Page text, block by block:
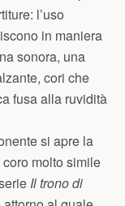
l’uso
in maniera
sonora, una
cori che
fusa alla ruvidità
si apre la
coro molto simile
Il trono di